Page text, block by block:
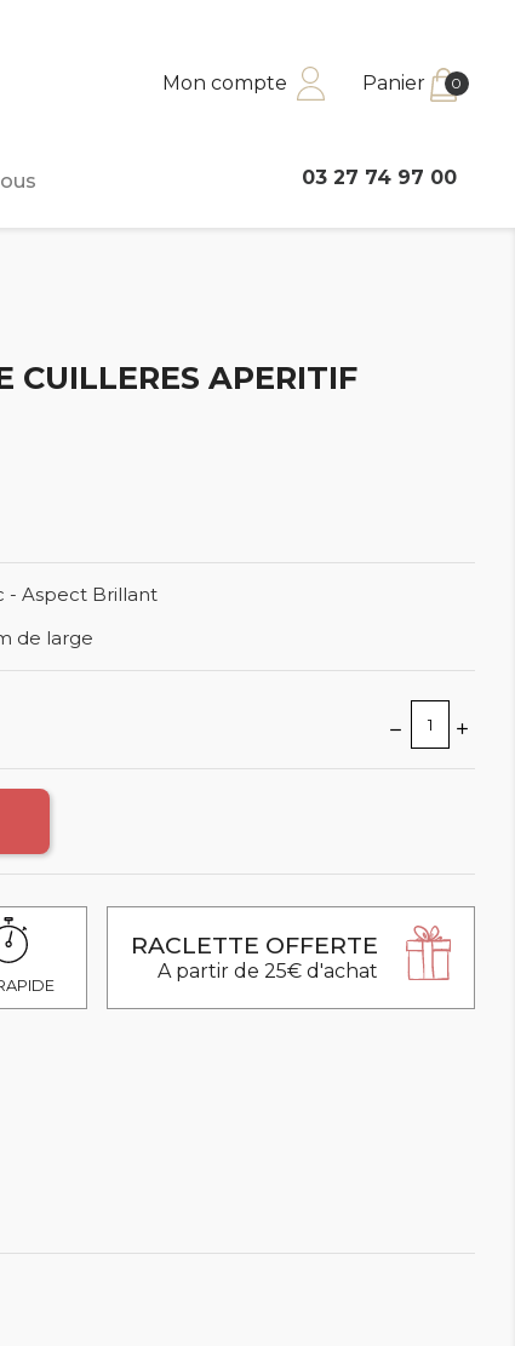
Mon compte Panier 0
03 27 74 97 00
CUILLERES APERITIF
- Aspect Brillant
de large
RACLETTE OFFERTE
A partir de 25€ d'achat